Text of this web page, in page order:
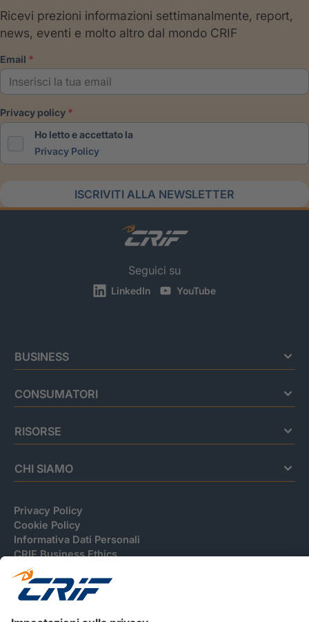
Ricevi prezioni informazioni settimanalmente, report,
news, eventi e molto altro dal mondo CRIF
email
privacy policy
Ho letto e accettato la
Privacy Policy
ISCRIVITI ALLA NEWSLETTER
Seguici su
LinkedIn YouTube
BUSINESS
CONSUMATORI
RISORSE
CHI SIAMO
Privacy Policy
Cookie Policy
Informativa Dati Personali
CRIF Business Ethics
Accessibilità
Informativa Privacy Relativa Al Sistema Di Informazioni
Creditizie